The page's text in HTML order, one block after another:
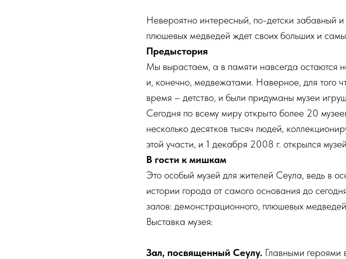
Невероятно интересный, по-детски забавный
плюшевых медведей ждет своих больших и
Предыстория
Мы вырастаем, а в памяти навсегда
и, конечно, медвежатами. Наверное, для того
время – детство, и были придуманы музеи
Сегодня по всему миру открыто более 20
несколько десятков тысяч людей,
этой участи, и 1 декабря 2008 г. открылся
В гости к мишкам
Это особый музей для жителей Сеула, ведь в
истории города от самого основания до
залов: демонстрационного, плюшевых
Выставка музея:
Зал, посвященный Сеулу. Главными героями